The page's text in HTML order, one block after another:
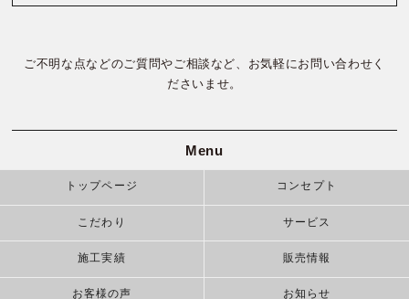
ご不明な点などのご質問やご相談など、お気軽にお問い合わせく
ださいませ。
Menu
トップページ コンセプト
こだわり サービス
施工実績 販売情報
お客様の声 お知らせ